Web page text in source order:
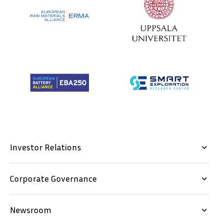
Investor Relations keyboard_arrow_down
Corporate Governance keyboard_arrow_down
Newsroom keyboard_arrow_down